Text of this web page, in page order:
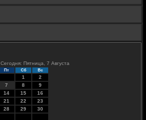
Сегодня: Пятница, 7 Августа
Пт Сб Вс
1
2
7 8
9
14 15
16
21 22
23
28 29
30